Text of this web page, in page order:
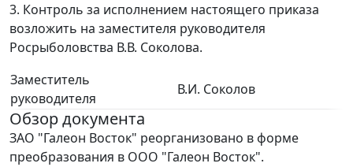
3. Контроль за исполнением настоящего приказа
возложить на заместителя руководителя
Росрыболовства В.В. Соколова.
Заместитель
руководителя
В.И. Соколов
Обзор документа
ЗАО "Галеон Восток" реорганизовано в форме
преобразования в ООО "Галеон Восток".